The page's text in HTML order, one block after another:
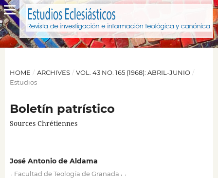
HOME / ARCHIVES / VOL. 43 NO. 165 (1968): ABRIL-JUNIO /
Estudios
Boletín patrístico
Sources Chrétiennes
José Antonio de Aldama
Facultad de Teología de Granada